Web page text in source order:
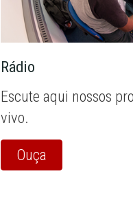
Rádio
Escute aqui nossos
vivo.
Ouça